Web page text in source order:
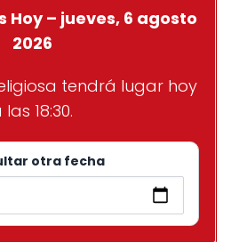
Hoy – jueves, 6 agosto
2026
tendrá lugar hoy
las 18:30.
otra fecha